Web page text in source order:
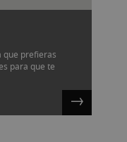
que prefieras
para que te